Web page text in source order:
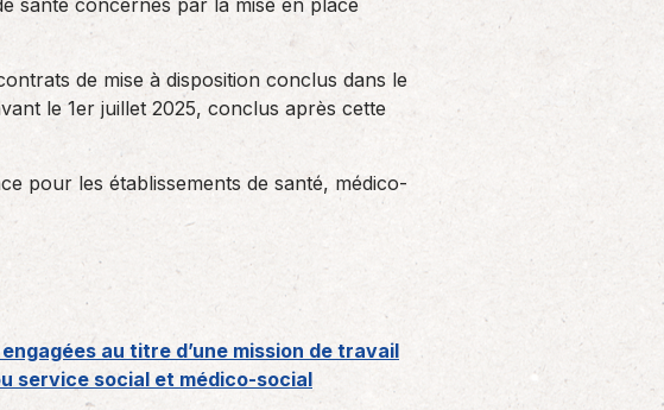
santé concernés par la mise en place
de mise à disposition conclus dans le
le 1er juillet 2025, conclus après cette
pour les établissements de santé, médico-
au titre d’une mission de travail
service social et médico-social